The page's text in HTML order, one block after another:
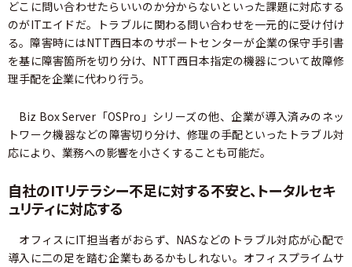
どこに問い合わせたらいいのか分からないといった課題に対応する
のがITエイドだ。トラブルに関わる問い合わせを一元的に受け付け
る。障害時にはNTT西日本のサポートセンターが企業の保守手引書
を基に障害箇所を切り分け、NTT西日本指定の機器について故障修
理手配を企業に代わり行う。
Biz Box Server「OSPro」シリーズの他、企業が導入済みのネッ
トワーク機器などの障害切り分け、修理の手配といったトラブル対
応により、業務への影響を小さくすることも可能だ。
自社のITリテラシー不足に対する不安と、トータルセキ
ュリティに対応する
オフィスにIT担当者がおらず、NASなどのトラブル対応が心配で
導入に二の足を踏む企業もあるかもしれない。オフィスプライムサ